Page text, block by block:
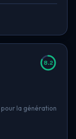
8.2
la génération